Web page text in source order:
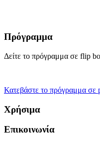
Πρόγραμμα
Δείτε το πρόγραμμα σε flip
Κατεβάστε το πρόγραμμα σε
Χρήσιμα
Επικοινωνία